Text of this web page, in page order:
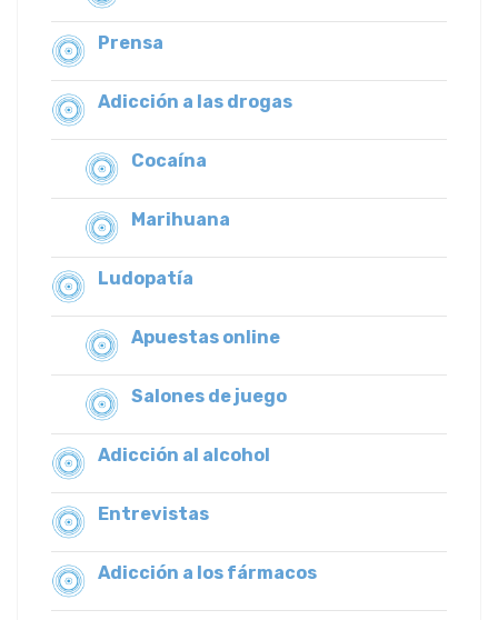
Prensa
Adicción a las drogas
Cocaína
Marihuana
Ludopatía
Apuestas online
Salones de juego
Adicción al alcohol
Entrevistas
Adicción a los fármacos